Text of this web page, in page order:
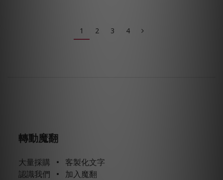
1 2 3 4
轉動魔翻
大量採購 •
客製化文字
認識我們 •
加入魔翻